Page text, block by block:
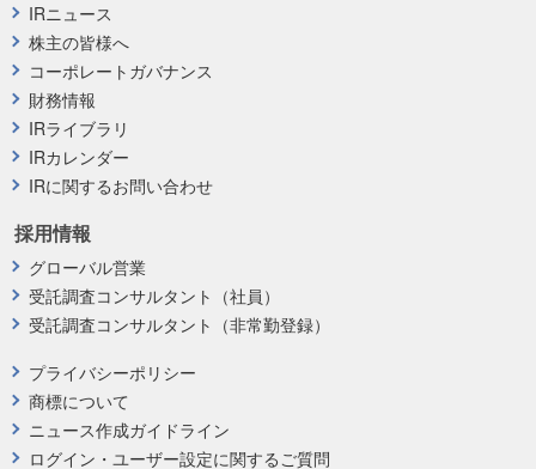
プライバシーポリシー
商標について
ニュース作成ガイドライン
ログイン・ユーザー設定に関するご質問
採用情報
グローバル営業
受託調査コンサルタント（社員）
受託調査コンサルタント（非常勤登録）
IRニュース
株主の皆様へ
コーポレートガバナンス
財務情報
IRライブラリ
IRカレンダー
IRに関するお問い合わせ